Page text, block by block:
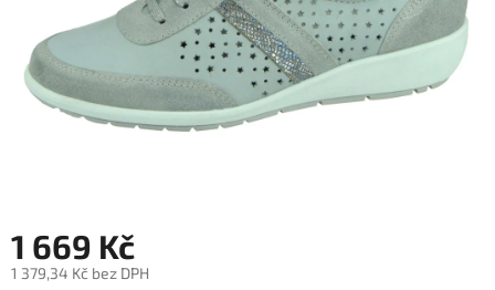
1 669 Kč
1 379,34 Kč bez DPH